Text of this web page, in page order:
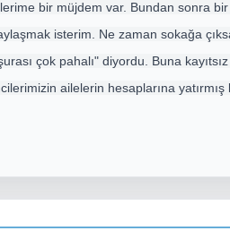
bir müjdem var. Bundan sonra
isterim. Ne zaman sokağa
çok pahalı" diyordu. Buna
ailelerin hesaplarına